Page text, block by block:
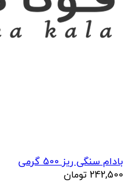
بادام سنگی ریز 500 گرمی
242,500 تومان